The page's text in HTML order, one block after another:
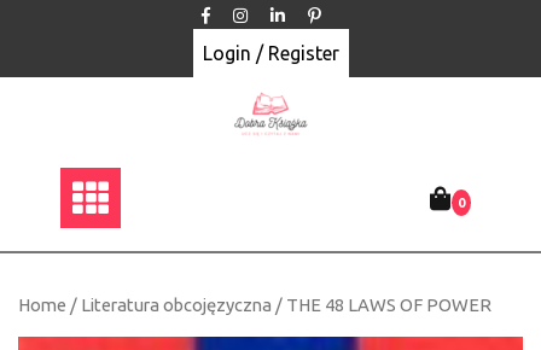
Login / Register
0
Home / Literatura obcojęzyczna / THE 48 LAWS OF POWER